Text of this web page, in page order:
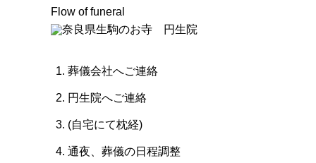
Flow of funeral
葬儀会社へご連絡
円生院へご連絡
(自宅にて枕経)
通夜、葬儀の日程調整